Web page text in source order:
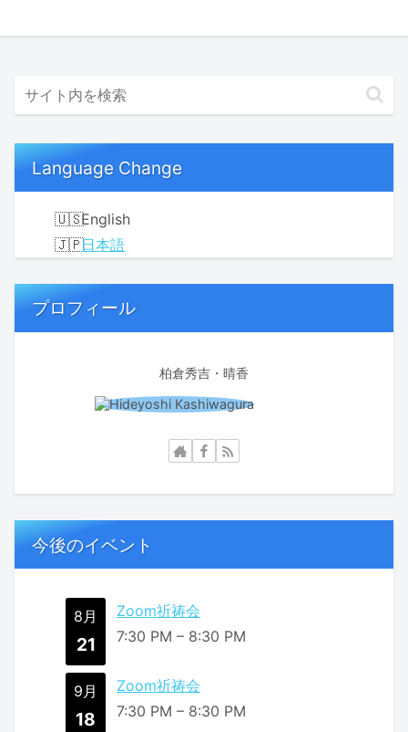
Language Change
English
日本語
プロフィール
柏倉秀吉・晴香
今後のイベント
8月
21
Zoom祈祷会
7:30 PM – 8:30 PM
9月
18
Zoom祈祷会
7:30 PM – 8:30 PM